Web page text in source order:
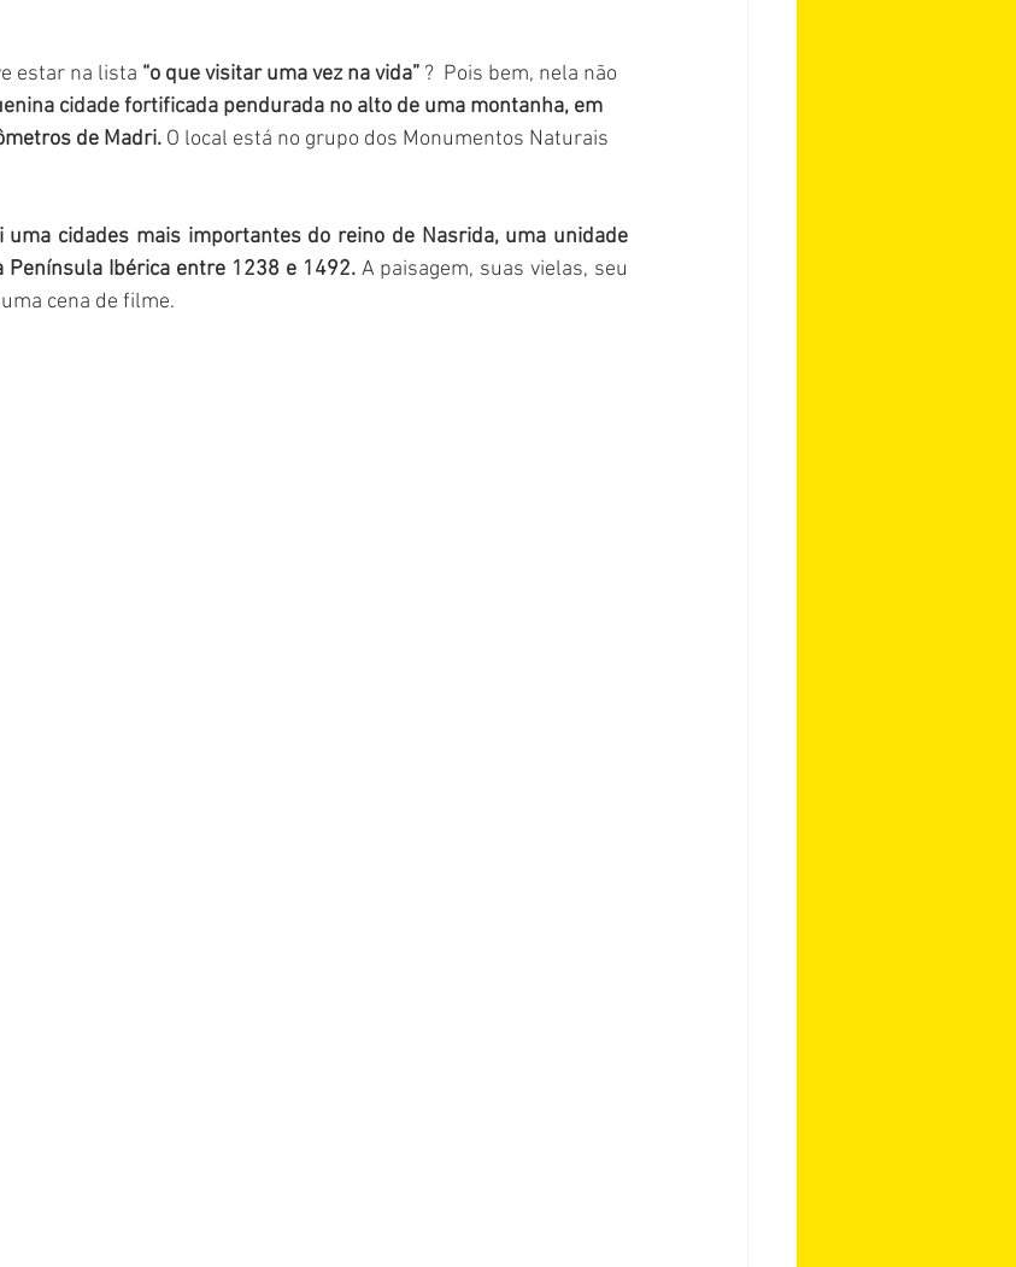
estar na lista “o que visitar uma vez na vida” ?  Pois bem, nela não
cidade fortificada pendurada no alto de uma montanha, em
de Madri. O local está no grupo dos Monumentos Naturais
uma cidades mais importantes do reino de Nasrida, uma unidade
Ibérica entre 1238 e 1492. A paisagem, suas vielas, seu
cena de filme.